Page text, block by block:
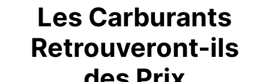
Les Carburants
Retrouveront-ils